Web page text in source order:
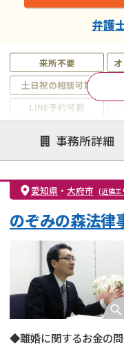
来所不要
土日祝の相談可能
LINE予約可能
注力案件
離婚前相談
親権・面会交流権
不貞・不倫慰謝料請求
財産分与
弁護
事務所詳細
愛知県 ・ 大府市 (近隣エ
のぞみの森法律
◆離婚に関するお金の